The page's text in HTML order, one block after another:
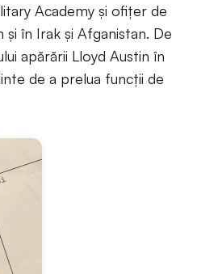
Academy și ofițer de
în Irak și Afganistan. De
apărării Lloyd Austin în
de a prelua funcții de